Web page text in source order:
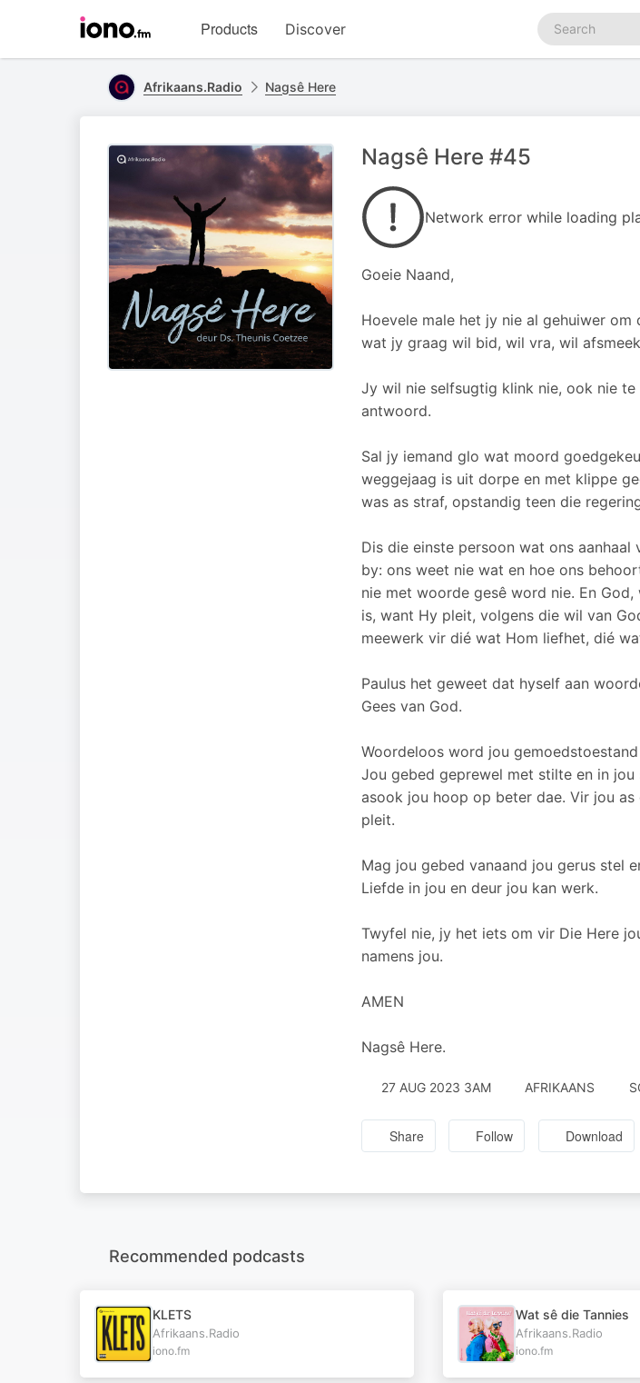
homepage
Products Discover
Search
podcasts
Afrikaans.Radio Nagsê Here
Nagsê Here #45
Network error while loading
Goeie Naand,
Hoevele male het jy nie al gehuiwer
wat jy graag wil bid, wil vra, wil
Jy wil nie selfsugtig klink nie, ook nie
antwoord.
Sal jy iemand glo wat moord
weggejaag is uit dorpe en met klippe
was as straf, opstandig teen die
Dis die einste persoon wat ons aanhaal
by: ons weet nie wat en hoe ons
nie met woorde gesê word nie. En
is, want Hy pleit, volgens die wil van
meewerk vir dié wat Hom liefhet, dié
Paulus het geweet dat hyself aan
Gees van God.
Woordeloos word jou
Jou gebed geprewel met stilte en in
asook jou hoop op beter dae. Vir jou
pleit.
Mag jou gebed vanaand jou gerus stel
Liefde in jou en deur jou kan werk.
Twyfel nie, jy het iets om vir Die Here
namens jou.
AMEN
Nagsê Here.
27 AUG 2023 3AM AFRIKAANS
Share Follow Download
Recommended podcasts
KLETS
Afrikaans.Radio
iono.fm
Wat sê die Tannies
Afrikaans.Radio
iono.fm